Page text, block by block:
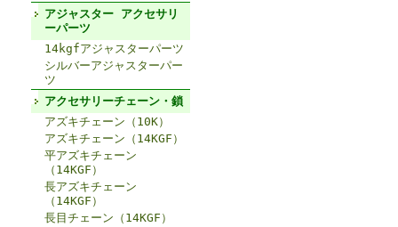
アジャスター アクセサリ
ーパーツ
14kgfアジャスターパーツ
シルバーアジャスターパー
ツ
アクセサリーチェーン・鎖
アズキチェーン（10K）
アズキチェーン（14KGF）
平アズキチェーン
（14KGF）
長アズキチェーン
（14KGF）
長目チェーン（14KGF）